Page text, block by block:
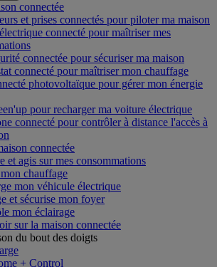
connectée
et prises connectés pour piloter ma maison
connecté pour maîtriser mes
connectée pour sécuriser ma maison
connecté pour maîtriser mon chauffage
photovoltaïque pour gérer mon énergie
pour recharger ma voiture électrique
connecté pour contrôler à distance l'accès à
connectée
et agis sur mes consommations
chauffage
mon véhicule électrique
et sécurise mon foyer
mon éclairage
sur la maison connectée
du bout des doigts
+ Control